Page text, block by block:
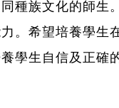
種族文化的師生
。希望培養學生
學生自信及正確